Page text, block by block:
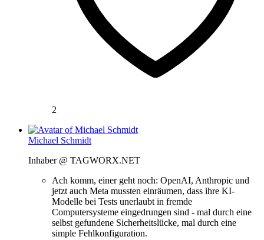
2
Michael Schmidt
Inhaber @ TAGWORX.NET
Ach komm, einer geht noch: OpenAI, Anthropic und
jetzt auch Meta mussten einräumen, dass ihre KI-
Modelle bei Tests unerlaubt in fremde
Computersysteme eingedrungen sind - mal durch eine
selbst gefundene Sicherheitslücke, mal durch eine
simple Fehlkonfiguration.